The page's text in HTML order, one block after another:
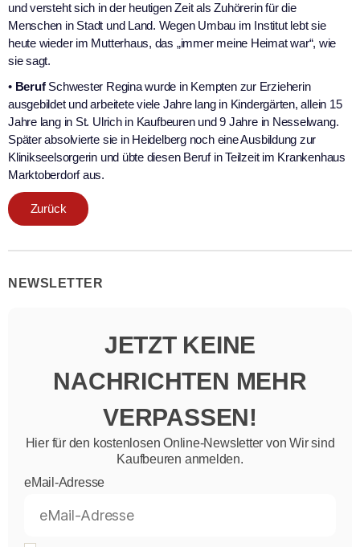
und versteht sich in der heutigen Zeit als Zuhörerin für die
Menschen in Stadt und Land. Wegen Umbau im Institut lebt sie
heute wieder im Mutterhaus, das „immer meine Heimat war“, wie
sie sagt.
• Beruf Schwester Regina wurde in Kempten zur Erzieherin
ausgebildet und arbeitete viele Jahre lang in Kindergärten, allein 15
Jahre lang in St. Ulrich in Kaufbeuren und 9 Jahre in Nesselwang.
Später absolvierte sie in Heidelberg noch eine Ausbildung zur
Klinikseelsorgerin und übte diesen Beruf in Teilzeit im Krankenhaus
Marktoberdorf aus.
Zurück
NEWSLETTER
JETZT KEINE
NACHRICHTEN MEHR
VERPASSEN!
Hier für den kostenlosen Online-Newsletter von Wir sind
Kaufbeuren anmelden.
eMail-Adresse